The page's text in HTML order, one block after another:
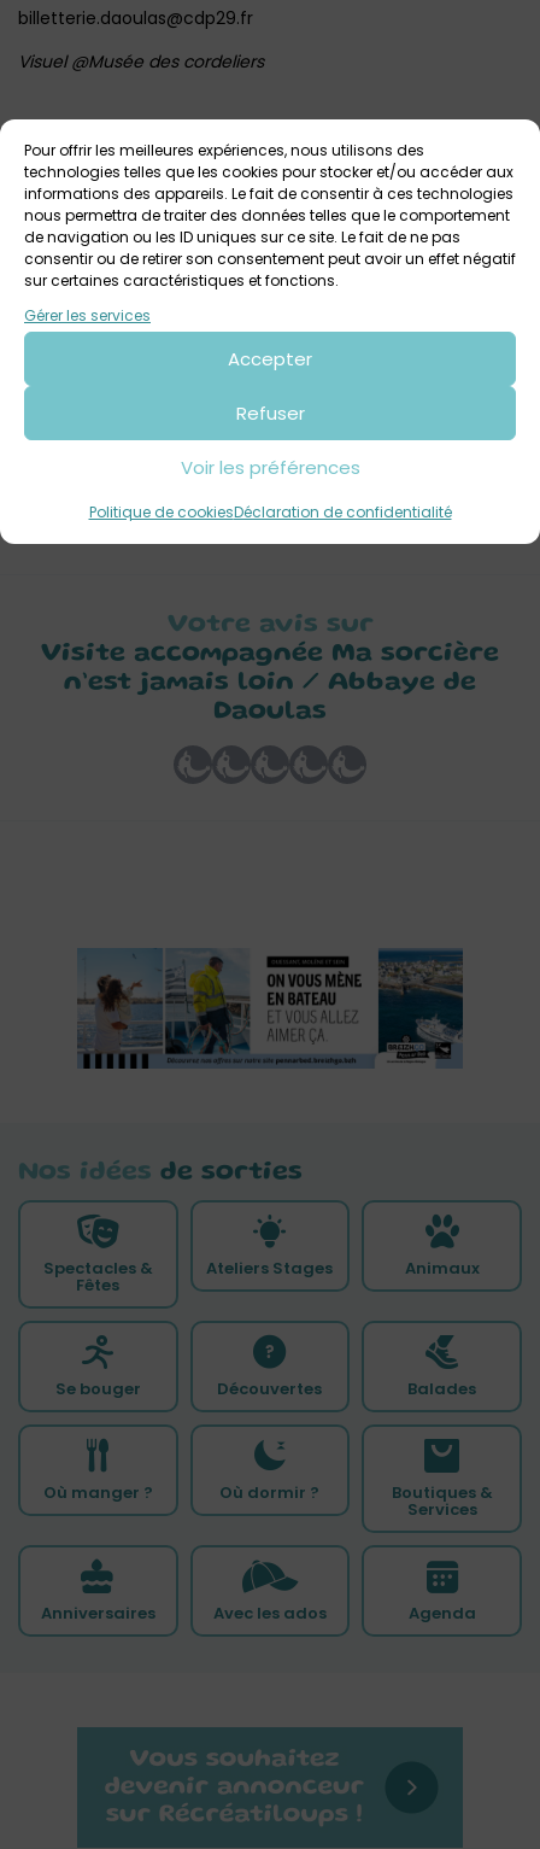
Pour offrir les meilleures expériences, nous utilisons des
technologies telles que les cookies pour stocker et/ou accéder aux
informations des appareils. Le fait de consentir à ces technologies
nous permettra de traiter des données telles que le comportement
de navigation ou les ID uniques sur ce site. Le fait de ne pas
consentir ou de retirer son consentement peut avoir un effet négatif
sur certaines caractéristiques et fonctions.
Gérer les services
Accepter
Refuser
Voir les préférences
Politique de cookiesDéclaration de confidentialité
billetterie.daoulas@cdp29.fr‎
Visuel @Musée des cordeliers
Autres événementsà venir
Visite accompagnée Ma sorcière n’est jamais
loin / Abbaye de Daoulas
Abbaye de Daoulas Tout public
Votre avis sur
Visite accompagnée Ma sorcière
n’est jamais loin / Abbaye de
Daoulas
Nos idées de sorties
Spectacles &
Fêtes
Ateliers Stages Animaux
Se bouger Découvertes Balades
Où manger ? Où dormir ? Boutiques &
Services
Anniversaires Avec les ados Agenda